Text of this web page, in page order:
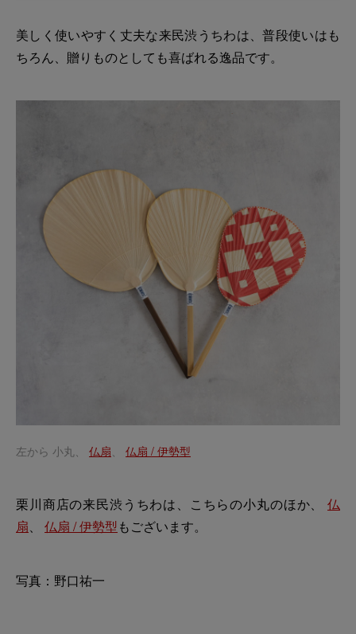
美しく使いやすく丈夫な来民渋うちわは、普段使いはも
ちろん、贈りものとしても喜ばれる逸品です。
左から 小丸、 仏扇、 仏扇 / 伊勢型
栗川商店の来民渋うちわは、こちらの小丸のほか、 仏
扇、 仏扇 / 伊勢型もございます。
写真：野口祐一